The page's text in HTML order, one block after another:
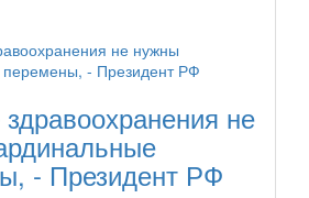
не
- Президент РФ